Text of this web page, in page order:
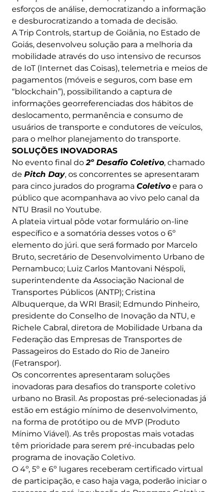
esforços de análise, democratizando a informação
e desburocratizando a tomada de decisão.
A Trip Controls, startup de Goiânia, no Estado de
Goiás, desenvolveu solução para a melhoria da
mobilidade através do uso intensivo de recursos
de IoT (Internet das Coisas), telemetria e meios de
pagamentos (móveis e seguros, com base em
“blockchain”), possibilitando a captura de
informações georreferenciadas dos hábitos de
deslocamento, permanência e consumo de
usuários de transporte e condutores de veículos,
para o melhor planejamento do transporte.
SOLUÇÕES INOVADORAS
No evento final do2º Desafio Coletivo, chamado
de Pitch Day, os concorrentes se apresentaram
para cinco jurados do programa Coletivo e para o
público que acompanhava ao vivo pelo canal da
NTU Brasil no Youtube.
A plateia virtual pôde votar formulário on-line
específico e a somatória desses votos o 6º
elemento do júri. que será formado por Marcelo
Bruto, secretário de Desenvolvimento Urbano de
Pernambuco; Luiz Carlos Mantovani Néspoli,
superintendente da Associação Nacional de
Transportes Públicos (ANTP); Cristina
Albuquerque, da WRI Brasil; Edmundo Pinheiro,
presidente do Conselho de Inovação da NTU, e
Richele Cabral, diretora de Mobilidade Urbana da
Federação das Empresas de Transportes de
Passageiros do Estado do Rio de Janeiro
(Fetranspor).
Os concorrentes apresentaram soluções
inovadoras para desafios do transporte coletivo
urbano no Brasil. As propostas pré-selecionadas já
estão em estágio mínimo de desenvolvimento,
na forma de protótipo ou de MVP (Produto
Mínimo Viável). As três propostas mais votadas
têm prioridade para serem pré-incubadas pelo
programa de inovação Coletivo.
O 4º, 5º e 6º lugares receberam certificado virtual
de participação, e caso haja vaga, poderão iniciar o